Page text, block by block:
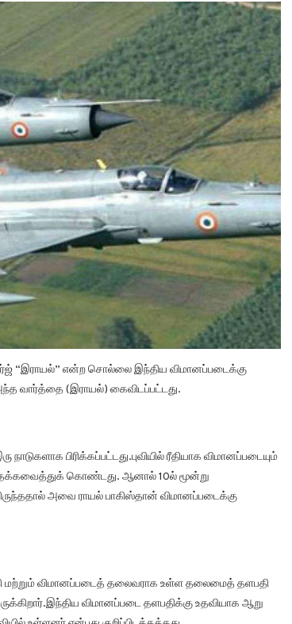
“இராயல்” என்ற சொல்லை இந்திய விமானப்படைக்கு
வார்த்தை (இராயல்) கைவிடப்பட்டது.
நாடுகளாக பிரிக்கப்பட்டது.புவியில் ரீதியாக விமானப்படையும்
தக்கவைத்துக் கொண்டது. ஆனால் 10ல் மூன்று
அவை ராயல் பாகிஸ்தான் விமானப்படைக்கு
விமானப்படைத் தலைவராக உள்ள தலைமைத் தளபதி
விமானப்படை தளபதிக்கு உதவியாக ஆறு